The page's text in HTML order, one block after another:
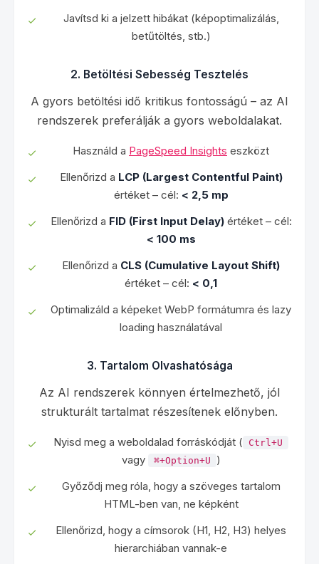
Javítsd ki a jelzett hibákat (képoptimalizálás,
betűtöltés, stb.)
2. Betöltési Sebesség Tesztelés
A gyors betöltési idő kritikus fontosságú – az AI
rendszerek preferálják a gyors weboldalakat.
Használd a PageSpeed Insights eszközt
Ellenőrizd a LCP (Largest Contentful Paint)
értéket – cél: < 2,5 mp
Ellenőrizd a FID (First Input Delay)értéket – cél:
< 100 ms
Ellenőrizd a CLS (Cumulative Layout Shift)
értéket – cél: < 0,1
Optimalizáld a képeket WebP formátumra és lazy
loading használatával
3. Tartalom Olvashatósága
Az AI rendszerek könnyen értelmezhető, jól
strukturált tartalmat részesítenek előnyben.
Nyisd meg a weboldalad forráskódját ( Ctrl+U
vagy ⌘+Option+U
)
Győződj meg róla, hogy a szöveges tartalom
HTML-ben van, ne képként
Ellenőrizd, hogy a címsorok (H1, H2, H3) helyes
hierarchiában vannak-e